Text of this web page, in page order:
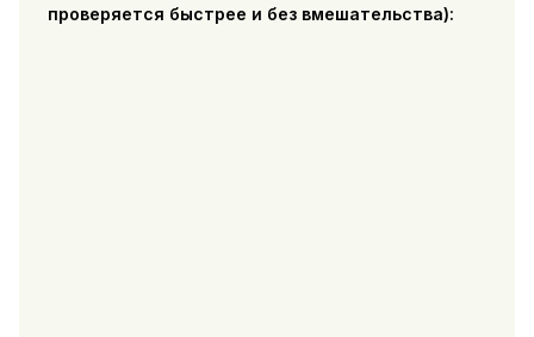
проверяется быстрее и без вмешательства):